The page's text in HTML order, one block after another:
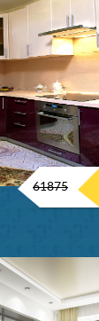
61875